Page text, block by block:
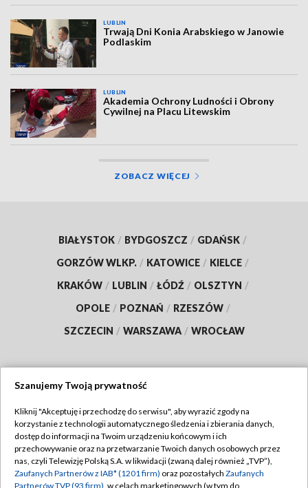
LUBLIN
Trwają Dni Konia Arabskiego w Janowie
Podlaskim
LUBLIN
Akademia Ochrony Ludności i Obrony
Cywilnej na Placu Litewskim
ZOBACZ WIĘCEJ
BIAŁYSTOK / BYDGOSZCZ / GDAŃSK /
GORZÓW WLKP. / KATOWICE / KIELCE /
KRAKÓW / LUBLIN / ŁÓDŹ / OLSZTYN /
OPOLE / POZNAŃ / RZESZÓW /
SZCZECIN / WARSZAWA / WROCŁAW
TVP
Abonament TVP
Emisja w TVP
Regulamin TVP
Polityka prywatności
Szanujemy Twoją prywatność
Kliknij "Akceptuję i przechodzę do serwisu", aby wyrazić zgody na
korzystanie z technologii automatycznego śledzenia i zbierania danych,
dostęp do informacji na Twoim urządzeniu końcowym i ich
przechowywanie oraz na przetwarzanie Twoich danych osobowych przez
nas, czyli Telewizję Polską S.A. w likwidacji (zwaną dalej również „TVP”),
Zaufanych Partnerów z IAB* (1201 firm) oraz pozostałych Zaufanych
Partnerów TVP (93 firm) , w celach marketingowych (w tym do